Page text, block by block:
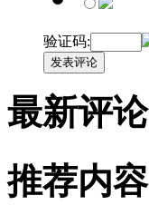
验证码:
发表评论
最新评论
推荐内容